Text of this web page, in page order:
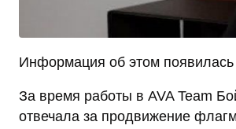
Информация об этом
За время работы в AVA Team
отвечала за продвижение